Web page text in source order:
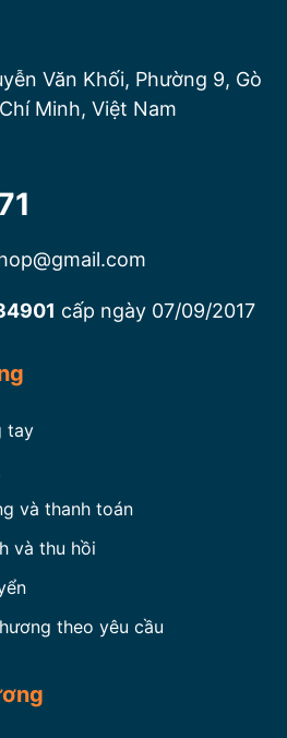
Văn Khối, Phường 9, Gò
Minh, Việt Nam
cấp ngày 07/09/2017
tay
và thanh toán
và thu hồi
theo yêu cầu